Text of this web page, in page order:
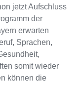
jetzt Aufschluss
der
erwarten
Sprachen,
somit wieder
können die